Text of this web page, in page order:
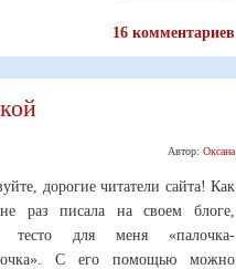
16 комментариев
Автор: Оксана
дорогие читатели сайта! Как
раз писала на своем блоге,
тесто для меня «палочка-
С его помощью можно